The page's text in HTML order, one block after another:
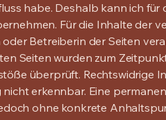
habe. Deshalb kann ich
Für die Inhalte der
Betreiberin der Seiten
Seiten wurden zum
überprüft. Rechtswidrige
nicht erkennbar. Eine
ohne konkrete